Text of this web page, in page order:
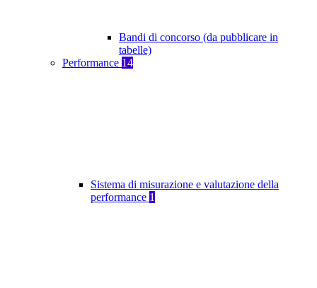
Bandi di concorso (da pubblicare in
tabelle)
Performance 14
Sistema di misurazione e valutazione della
performance 1